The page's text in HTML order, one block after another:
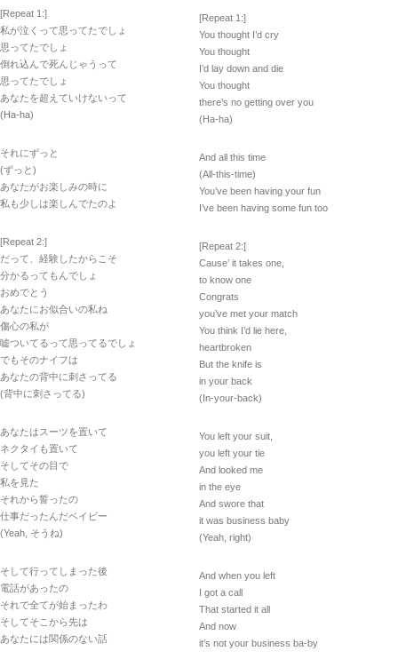
[Repeat 1:]
私が泣くって思ってたでしょ
思ってたでしょ
倒れ込んで死んじゃうって
思ってたでしょ
あなたを超えていけないって
(Ha-ha)
それにずっと
(ずっと)
あなたがお楽しみの時に
私も少しは楽しんでたのよ
[Repeat 2:]
だって、経験したからこそ
分かるってもんでしょ
おめでとう
あなたにお似合いの私ね
傷心の私が
嘘ついてるって思ってるでしょ
でもそのナイフは
あなたの背中に刺さってる
(背中に刺さってる)
あなたはスーツを置いて
ネクタイも置いて
そしてその目で
私を見た
それから誓ったの
仕事だったんだベイビー
(Yeah, そうね)
そして行ってしまった後
電話があったの
それで全てが始まったわ
そしてそこから先は
あなたには関係のない話
[Repeat 1:]
You thought I’d cry
You thought
I’d lay down and die
You thought
there’s no getting over you
(Ha-ha)
And all this time
(All-this-time)
You’ve been having your fun
I’ve been having some fun too
[Repeat 2:]
Cause’ it takes one,
to know one
Congrats
you’ve met your match
You think I’d lie here,
heartbroken
But the knife is
in your back
(In-your-back)
You left your suit,
you left your tie
And looked me
in the eye
And swore that
it was business baby
(Yeah, right)
And when you left
I got a call
That started it all
And now
it’s not your business ba-by